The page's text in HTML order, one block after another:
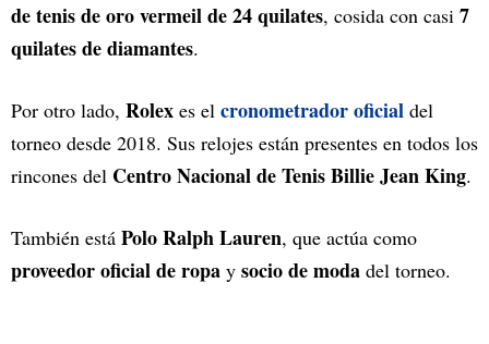
de tenis de oro vermeil de 24 quilates, cosida con casi 7
quilates de diamantes.
Por otro lado, Rolex es el cronometrador oficial del
torneo desde 2018. Sus relojes están presentes en todos los
rincones del Centro Nacional de Tenis Billie Jean King.
También está Polo Ralph Lauren, que actúa como
proveedor oficial de ropa y socio de moda del torneo.